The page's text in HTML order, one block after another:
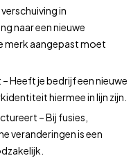
in
naar een nieuwe
merk aangepast moet
Heeft je bedrijf een nieuwe
hiermee in lijn zijn.
– Bij fusies,
veranderingen is een